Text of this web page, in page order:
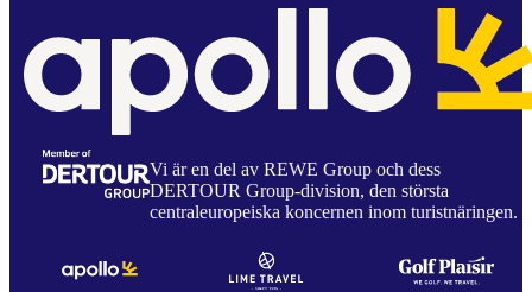
Vi är en del av REWE Group och dess
DERTOUR Group-division, den största
centraleuropeiska koncernen inom turistnäringen.